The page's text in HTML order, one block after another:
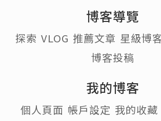
博客導覽
探索 VLOG 推薦文章 星級博
博客投稿
我的博客
個人頁面 帳戶設定 我的收藏